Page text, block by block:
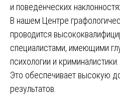
и поведенческих
В нашем Центре
проводится
специалистами, имеющими
психологии и криминалистики.
Это обеспечивает высокую
результатов.